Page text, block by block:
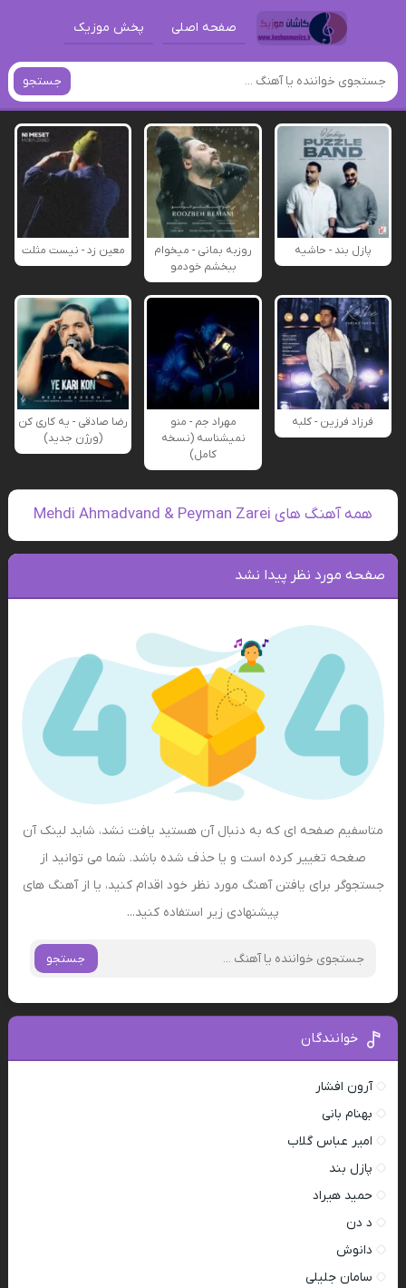
صفحه اصلی پخش موزیک
جستجو
پازل بند - حاشیه
روزبه بمانی - میخوام
ببخشم خودمو
معین زد - نیست مثلت
فرزاد فرزین - کلبه
مهراد جم - منو
نمیشناسه (نسخه
کامل)
رضا صادقی - یه کاری کن
(ورژن جدید)
همه آهنگ های Mehdi Ahmadvand & Peyman Zarei
صفحه مورد نظر پیدا نشد
متاسفیم صفحه ای که به دنبال آن هستید یافت نشد، شاید لینک آن
صغحه تغییر کرده است و یا حذف شده باشد. شما می توانید از
جستجوگر برای یافتن آهنگ مورد نظر خود اقدام کنید، یا از آهنگ های
پیشنهادی زیر استفاده کنید...
جستجو
خوانندگان
آرون افشار
بهنام بانی
امیر عباس گلاب
پازل بند
حمید هیراد
د دن
دانوش
سامان جلیلی